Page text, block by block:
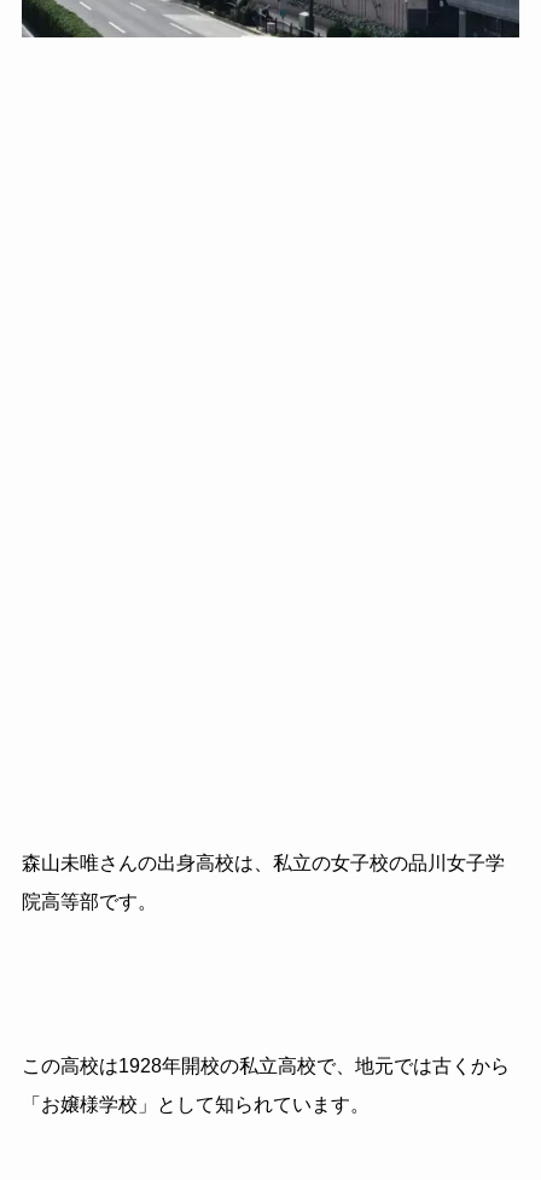
森山未唯さんの出身高校は、私立の女子校の品川女子学
院高等部です。
この高校は1928年開校の私立高校で、地元では古くから
「お嬢様学校」として知られています。